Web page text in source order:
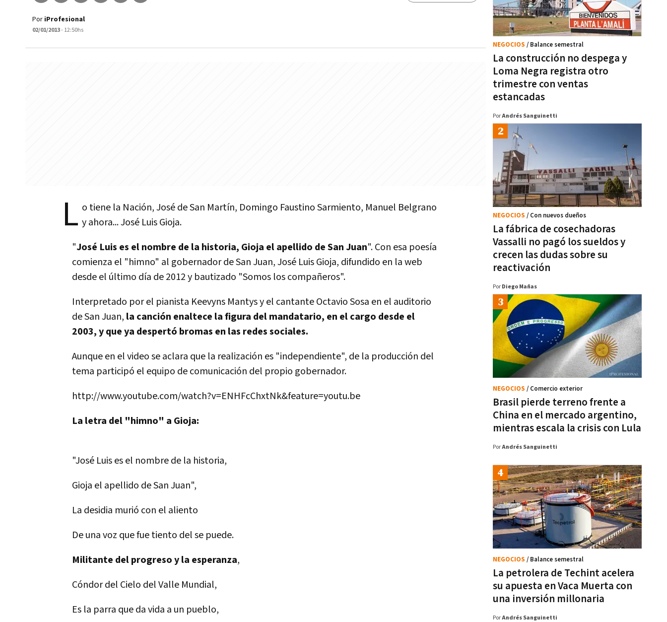
Por iProfesional
02/01/2013- 12:50hs
L o tiene la Nación, José de San Martín, Domingo Faustino Sarmiento, Manuel Belgrano
y ahora... José Luis Gioja.
"José Luis es el nombre de la historia, Gioja el apellido de San Juan". Con esa poesía
comienza el "himno" al gobernador de San Juan, José Luis Gioja, difundido en la web
desde el último día de 2012 y bautizado "Somos los compañeros".
Interpretado por el pianista Keevyns Mantys y el cantante Octavio Sosa en el auditorio
de San Juan, la canción enaltece la figura del mandatario, en el cargo desde el
2003, y que ya despertó bromas en las redes sociales.
Aunque en el video se aclara que la realización es "independiente", de la producción del
tema participó el equipo de comunicación del propio gobernador.
http://www.youtube.com/watch?v=ENHFcChxtNk&feature=youtu.be
La letra del "himno" a Gioja:
"José Luis es el nombre de la historia,
Gioja el apellido de San Juan",
La desidia murió con el aliento
De una voz que fue tiento del se puede.
Militante del progreso y la esperanza,
Cóndor del Cielo del Valle Mundial,
Es la parra que da vida a un pueblo,
La construcción no despega y
Loma Negra registra otro
trimestre con ventas
estancadas
NEGOCIOS / Balance semestral
PorAndrés Sanguinetti
La fábrica de cosechadoras
Vassalli no pagó los sueldos y
crecen las dudas sobre su
reactivación
NEGOCIOS / Con nuevos dueños
Por Diego Mañas
Brasil pierde terreno frente a
China en el mercado argentino,
mientras escala la crisis con Lula
NEGOCIOS / Comercio exterior
PorAndrés Sanguinetti
La petrolera de Techint acelera
su apuesta en Vaca Muerta con
una inversión millonaria
NEGOCIOS / Balance semestral
PorAndrés Sanguinetti